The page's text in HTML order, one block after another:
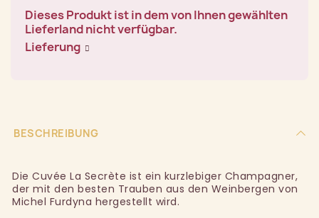
Dieses Produkt ist in dem von Ihnen gewählten
Lieferland nicht verfügbar.
Lieferung
BESCHREIBUNG
Die Cuvée La Secrète ist ein kurzlebiger Champagner,
der mit den besten Trauben aus den Weinbergen von
Michel Furdyna hergestellt wird.